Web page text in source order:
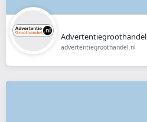
Advertentiegroothandel
advertentiegroothandel.nl